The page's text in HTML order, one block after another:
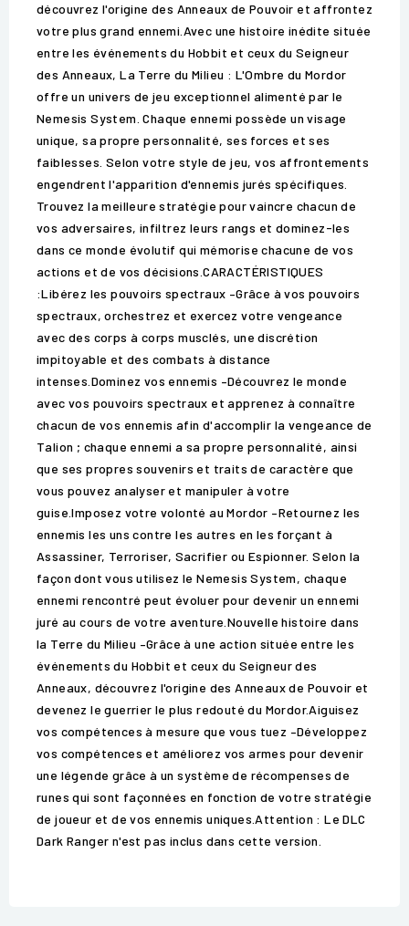
découvrez l'origine des Anneaux de Pouvoir et affrontez
votre plus grand ennemi.Avec une histoire inédite située
entre les événements du Hobbit et ceux du Seigneur
des Anneaux, La Terre du Milieu : L'Ombre du Mordor
offre un univers de jeu exceptionnel alimenté par le
Nemesis System. Chaque ennemi possède un visage
unique, sa propre personnalité, ses forces et ses
faiblesses. Selon votre style de jeu, vos affrontements
engendrent l'apparition d'ennemis jurés spécifiques.
Trouvez la meilleure stratégie pour vaincre chacun de
vos adversaires, infiltrez leurs rangs et dominez-les
dans ce monde évolutif qui mémorise chacune de vos
actions et de vos décisions.CARACTÉRISTIQUES
:Libérez les pouvoirs spectraux –Grâce à vos pouvoirs
spectraux, orchestrez et exercez votre vengeance
avec des corps à corps musclés, une discrétion
impitoyable et des combats à distance
intenses.Dominez vos ennemis –Découvrez le monde
avec vos pouvoirs spectraux et apprenez à connaître
chacun de vos ennemis afin d'accomplir la vengeance de
Talion ; chaque ennemi a sa propre personnalité, ainsi
que ses propres souvenirs et traits de caractère que
vous pouvez analyser et manipuler à votre
guise.Imposez votre volonté au Mordor –Retournez les
ennemis les uns contre les autres en les forçant à
Assassiner, Terroriser, Sacrifier ou Espionner. Selon la
façon dont vous utilisez le Nemesis System, chaque
ennemi rencontré peut évoluer pour devenir un ennemi
juré au cours de votre aventure.Nouvelle histoire dans
la Terre du Milieu –Grâce à une action située entre les
événements du Hobbit et ceux du Seigneur des
Anneaux, découvrez l'origine des Anneaux de Pouvoir et
devenez le guerrier le plus redouté du Mordor.Aiguisez
vos compétences à mesure que vous tuez –Développez
vos compétences et améliorez vos armes pour devenir
une légende grâce à un système de récompenses de
runes qui sont façonnées en fonction de votre stratégie
de joueur et de vos ennemis uniques.Attention : Le DLC
Dark Ranger n'est pas inclus dans cette version.